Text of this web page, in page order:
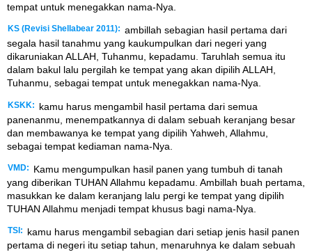
tempat untuk menegakkan nama-Nya.
KS (Revisi Shellabear 2011): ambillah sebagian hasil pertama dari
segala hasil tanahmu yang kaukumpulkan dari negeri yang
dikaruniakan ALLAH, Tuhanmu, kepadamu. Taruhlah semua itu
dalam bakul lalu pergilah ke tempat yang akan dipilih ALLAH,
Tuhanmu, sebagai tempat untuk menegakkan nama-Nya.
KSKK:
kamu harus mengambil hasil pertama dari semua
panenanmu, menempatkannya di dalam sebuah keranjang besar
dan membawanya ke tempat yang dipilih Yahweh, Allahmu,
sebagai tempat kediaman nama-Nya.
VMD:
Kamu mengumpulkan hasil panen yang tumbuh di tanah
yang diberikan TUHAN Allahmu kepadamu. Ambillah buah pertama,
masukkan ke dalam keranjang lalu pergi ke tempat yang dipilih
TUHAN Allahmu menjadi tempat khusus bagi nama-Nya.
TSI:
kamu harus mengambil sebagian dari setiap jenis hasil panen
pertama di negeri itu setiap tahun, menaruhnya ke dalam sebuah